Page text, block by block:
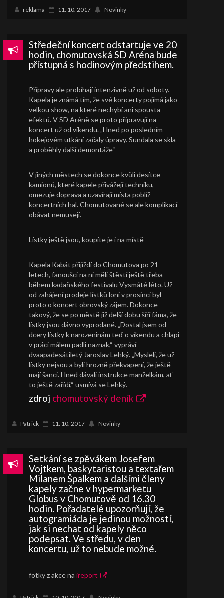
reklama 11. 10. 2017 Novinky
Středeční koncert odstartuje ve 20
hodin, chomutovská SD Aréna bude
přístupná s hodinovým předstihem.
Přípravy ale probíhají intenzivně už od soboty.
Kapela je známá tím, že své koncerty pojímá jako
velkou show, na které nechybí ani spousta
efektů. V SD Aréně se proto připravují na
koncert už od víkendu. „Hned po posledním
hokejovém utkání začaly úpravy. Sundala se skla
a proběhly další demontáže“
V jiných městech se dokonce kvůli desítce
kamionů, které kapele přivážejí techniku,
omezuje doprava a uzavírají místa poblíž
koncertních hal. Chomutované se ale komplikací
obávat nemusejí.
Lístky ještě jsou, koupíte je i na místě
Kapela Kabát přijíždí do Chomutova po 21
letech, fanoušci na ni měli štěstí ještě třeba
během kadaňského festivalu Vysmáté léto. Už
od zahájení prodeje lístků loni v prosinci byl
proto o koncert obrovský zájem. Dokonce
takový, že se po městě již delší dobu šíří fáma, že
lístky jsou dávno vyprodané. „Dostal jsem od
dcery lístky k narozeninám teď o víkendu a chlapi
v práci málem padli naznak,“ vypráví
dvaapadesátiletý Jaroslav Lehký. „Mysleli, že už
lístky nejsou a byli hrozně překvapení, že ještě
mají šanci. Hned dávali instrukce manželkám, ať
to ještě zařídí,“ usmívá se Lehký.
zdroj chomutovský deník
Patrick 11. 10. 2017 Novinky
Setkání se zpěvákem Josefem
Vojtkem, baskytaristou a textařem
Milanem Špalkem a dalšími členy
kapely začne v hypermarketu
Globus v Chomutově od 16.30
hodin. Pořadatelé upozorňují, že
autogramiáda je jedinou možností,
jak si nechat od kapely něco
podepsat. Ve středu, v den
koncertu, už to nebude možné.
fotky z akce na ireport